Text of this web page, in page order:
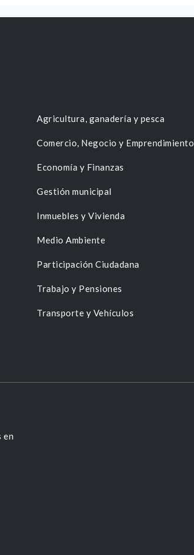
Agricultura, ganadería y pesca
Comercio, Negocio y Emprendimiento
Economía y Finanzas
Gestión municipal
Inmuebles y Vivienda
Medio Ambiente
Participación Ciudadana
Trabajo y Pensiones
Transporte y Vehículos
en